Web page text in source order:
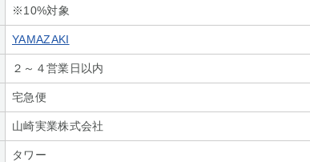
※10%対象
YAMAZAKI
２～４営業日以内
宅急便
山崎実業株式会社
タワー